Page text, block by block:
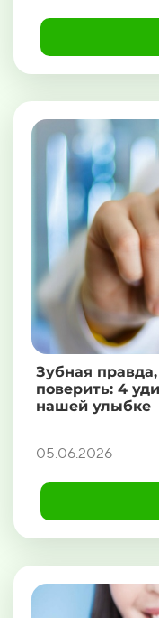
Зубная
поверить: 4
нашей улыбке
05.06.2026